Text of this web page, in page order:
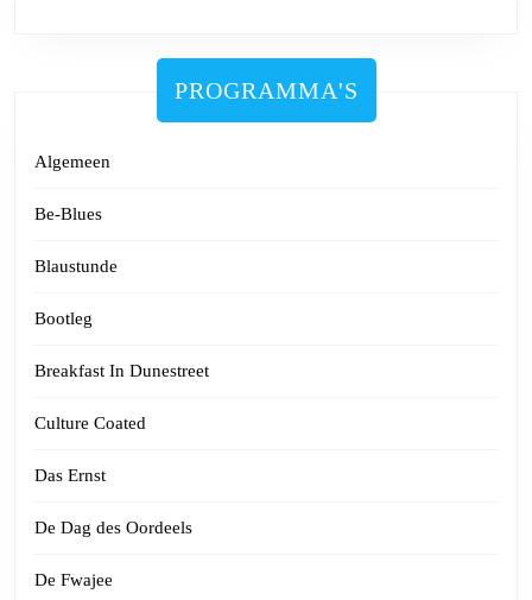
PROGRAMMA'S
Algemeen
Be-Blues
Blaustunde
Bootleg
Breakfast In Dunestreet
Culture Coated
Das Ernst
De Dag des Oordeels
De Fwajee